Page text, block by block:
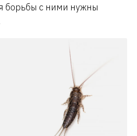
борьбы с ними нужны